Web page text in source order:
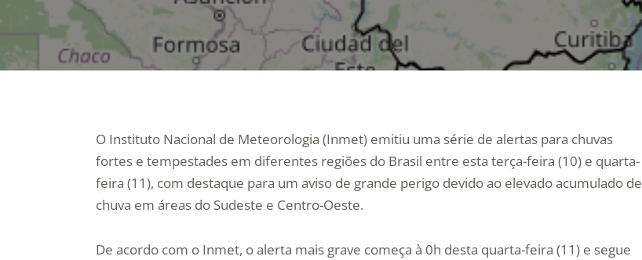
O Instituto Nacional de Meteorologia (Inmet) emitiu uma série de alertas para chuvas
fortes e tempestades em diferentes regiões do Brasil entre esta terça-feira (10) e quarta-
feira (11), com destaque para um aviso de grande perigo devido ao elevado acumulado de
chuva em áreas do Sudeste e Centro-Oeste.
De acordo com o Inmet, o alerta mais grave começa à 0h desta quarta-feira (11) e segue